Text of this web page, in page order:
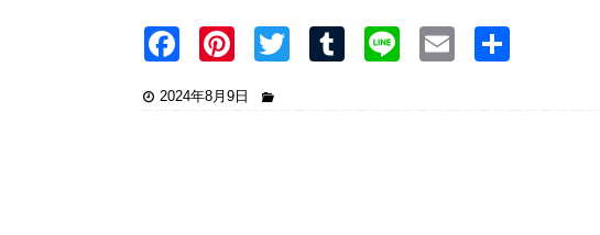
F
a
c
Pi
er
T
T
Li
E
2024年8月9日